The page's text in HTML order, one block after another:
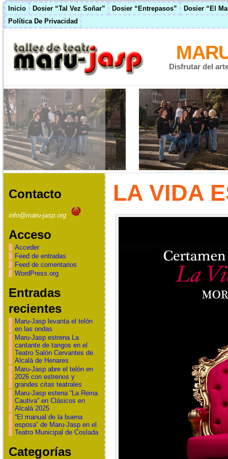
Inicio Dosier “Tal Vez Soñar” Dosier “Entrepasos”
Dosier “El
Política De Privacidad
Disfrutar del
Contacto
info@maru-jasp.org
Acceso
Acceder
Feed de entradas
Feed de comentarios
WordPress.org
Entradas
recientes
Maru-Jasp levanta el telón
en las ondas
Maru-Jasp estrena La
cantante de tangos en el
Teatro Salón Cervantes de
Alcalá de Henares
Maru-Jasp abre el telón en
2026 con estrenos y
grandes citas teatrales
Maru-Jasp estena “La Reina
Cautiva” en Clásicos en
Alcalá 2025
“El manual de la buena
esposa” de Maru-Jasp en el
Teatro Municipal de Coslada
Categorías
LA VIDA